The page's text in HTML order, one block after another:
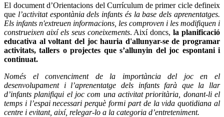
El document d’Orientacions del Currículum de primer cicle defineix
que l’activitat espontània dels infants és la base dels aprenentatges.
Els infants n'extreuen informacions, les comproven i les modifiquen i
construeixen així els seus coneixements. Així doncs,la planificació
educativa al voltant del joc hauria d'allunyar-se de programar
activitats, tallers o projectes que s’allunyin del joc espontani i
continuat.
Només el convenciment de la importància del joc en el
desenvolupament i l’aprenentatge dels infants farà que la llar
d’infants planifiqui el joc com una activitat prioritària, donant-li el
temps i l’espai necessari perquè formi part de la vida quotidiana al
centre i evitant, així, relegar-lo a la categoria d’entreteniment.